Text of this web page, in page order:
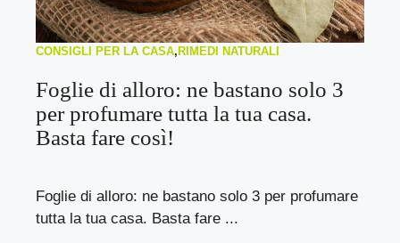
CONSIGLI PER LA CASA,RIMEDI NATURALI
Foglie di alloro: ne bastano solo 3
per profumare tutta la tua casa.
Basta fare così!
Foglie di alloro: ne bastano solo 3 per profumare
tutta la tua casa. Basta fare ...